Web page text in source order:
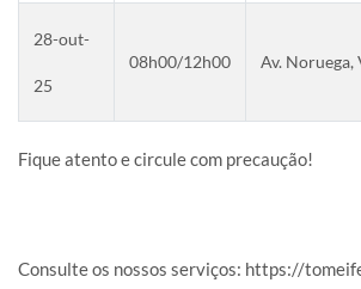
28-out-
25
08h00/12h00 Av. Noruega,
Fique atento e circule com precaução!
Consulte os nossos serviços: https://